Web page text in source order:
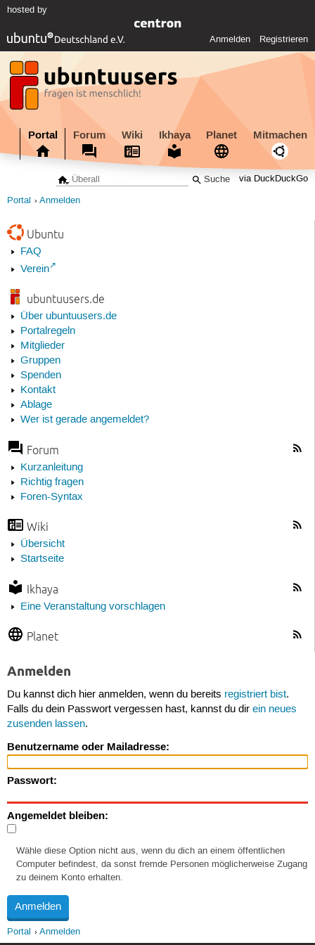
hosted by
Anmelden Registrieren
Portal Forum Wiki Ikhaya Planet Mitmachen
via DuckDuckGo
Portal Anmelden
Ubuntu
FAQ
Verein
ubuntuusers.de
Über ubuntuusers.de
Portalregeln
Mitglieder
Gruppen
Spenden
Kontakt
Ablage
Wer ist gerade angemeldet?
Forum
Kurzanleitung
Richtig fragen
Foren-Syntax
Wiki
Übersicht
Startseite
Ikhaya
Eine Veranstaltung vorschlagen
Planet
Anmelden
Du kannst dich hier anmelden, wenn du bereits registriert bist.
Falls du dein Passwort vergessen hast, kannst du dir ein neues
zusenden lassen.
Benutzername oder Mailadresse:
Passwort:
Angemeldet bleiben:
Wähle diese Option nicht aus, wenn du dich an einem öffentlichen
Computer befindest, da sonst fremde Personen möglicherweise Zugang
zu deinem Konto erhalten.
Portal Anmelden